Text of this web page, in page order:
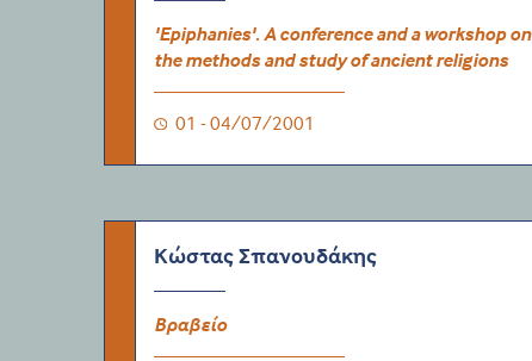
'Epiphanies'. A conference and a workshop on
the methods and study of ancient religions
01 - 04/07/2001
Κώστας Σπανουδάκης
Βραβείο